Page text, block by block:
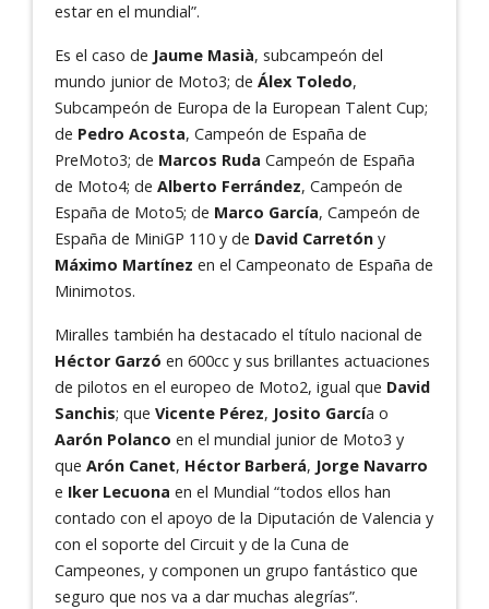
estar en el mundial”.
Es el caso de Jaume Masià, subcampeón del
mundo junior de Moto3; de Álex Toledo,
Subcampeón de Europa de la European Talent Cup;
de Pedro Acosta, Campeón de España de
PreMoto3; de Marcos Ruda Campeón de España
de Moto4; de Alberto Ferrández, Campeón de
España de Moto5; de Marco García, Campeón de
España de MiniGP 110 y de David Carretón y
Máximo Martínez en el Campeonato de España de
Minimotos.
Miralles también ha destacado el título nacional de
Héctor Garzó en 600cc y sus brillantes actuaciones
de pilotos en el europeo de Moto2, igual que David
Sanchis; que Vicente Pérez, Josito García o
Aarón Polanco en el mundial junior de Moto3 y
que Arón Canet, Héctor Barberá, Jorge Navarro
e Iker Lecuona en el Mundial “todos ellos han
contado con el apoyo de la Diputación de Valencia y
con el soporte del Circuit y de la Cuna de
Campeones, y componen un grupo fantástico que
seguro que nos va a dar muchas alegrías”.